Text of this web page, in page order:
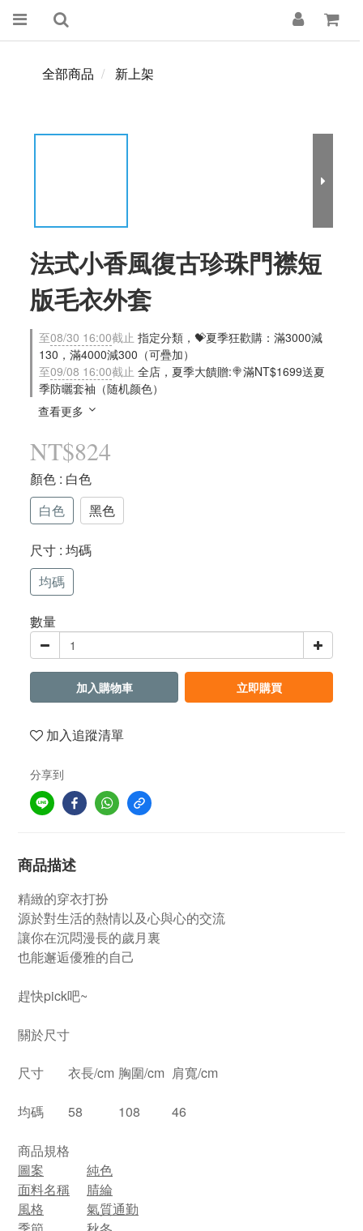
全部商品 新上架
法式小香風復古珍珠門襟短
版毛衣外套
至08/30 16:00截止 指定分類，💝夏季狂歡購：滿3000減
130，滿4000減300（可疊加）
至09/08 16:00截止 全店，夏季大饋贈:🍭滿NT$1699送夏
季防曬套袖（随机颜色）
查看更多
NT$824
顏色 : 白色
白色
黑色
尺寸 : 均碼
均碼
數量
加入購物車 立即購買
加入追蹤清單
分享到
商品描述
精緻的穿衣打扮
源於對生活的熱情以及心與心的交流
讓你在沉悶漫長的歲月裏
也能邂逅優雅的自己
趕快pick吧~
關於尺寸
尺寸 衣長/cm 胸圍/cm 肩寬/cm
均碼 58 108 46
商品規格
圖案
純色
面料名稱
腈綸
風格
氣質通勤